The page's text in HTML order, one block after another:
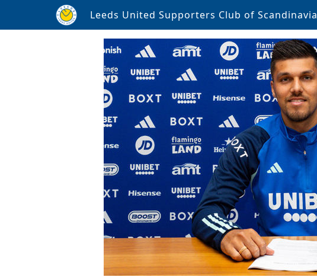
Leeds United Supporters Club of Scandinavia